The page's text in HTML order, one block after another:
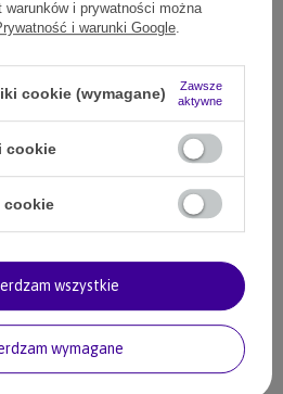
przy zamówieniu od50,00 złsą za
i prywatności można
i warunki Google
cookie (wymagane)
Zawsze
aktywne
cookie
cookie
wymagane
wszystkie